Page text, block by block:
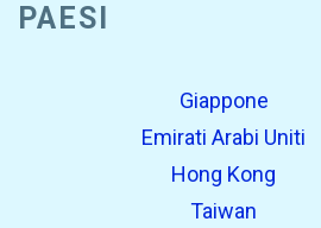
PAESI
Giappone
Emirati Arabi Uniti
Hong Kong
Taiwan